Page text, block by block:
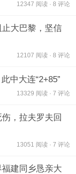
12347 阅读 · 8 评论
大巴黎，坚信
12107 阅读 · 8 评论
中大连“2+85”
13329 阅读 · 7 评论
，拉夫罗夫回
13051 阅读 · 7 评论
建同乡恳亲大